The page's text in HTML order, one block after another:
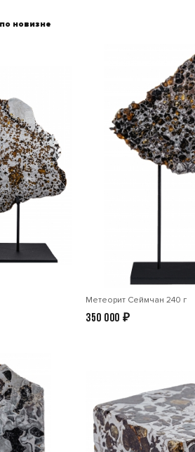
по новизне
Метеорит Сеймчан 240 г
350 000 ₽